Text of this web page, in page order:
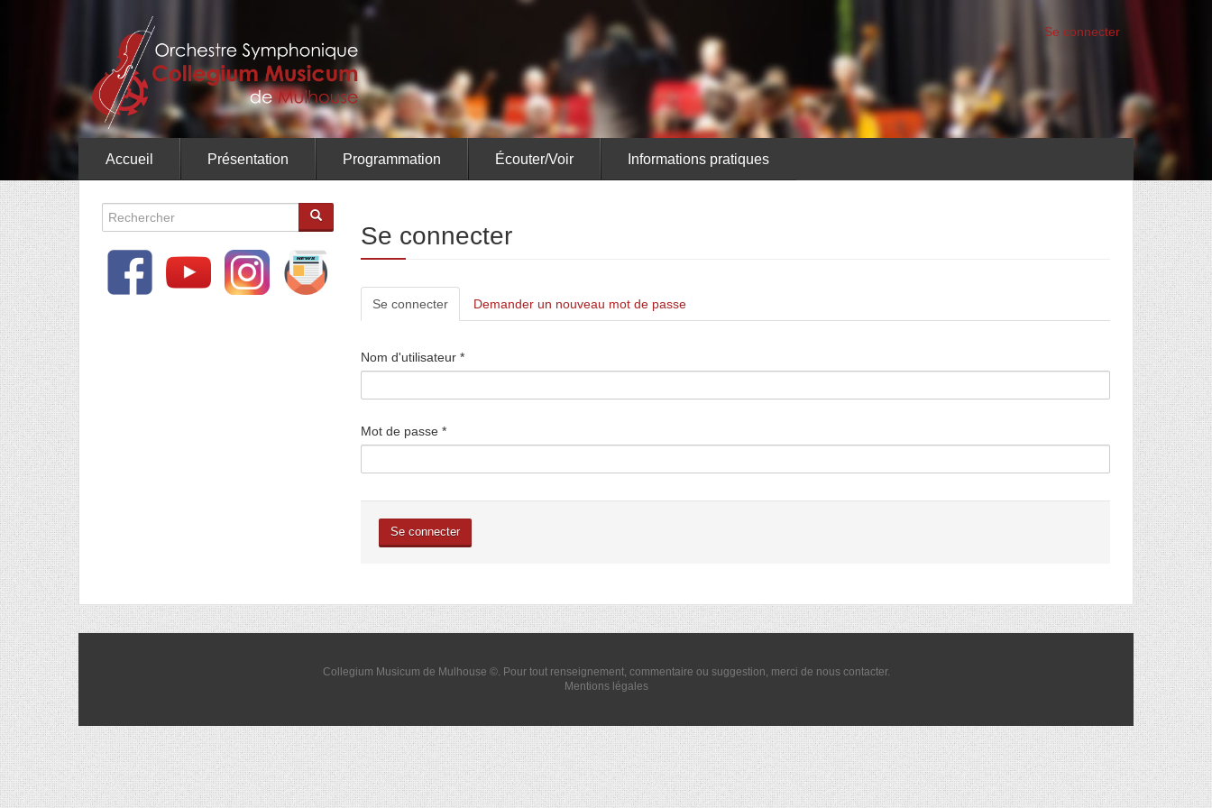
Se connecter
Accueil Présentation Programmation Écouter/Voir Informations pratiques
Formulaire
de
recherche
Se connecter
Onglets
Se connecter (onglet
actif)
Demander un nouveau mot de passe
Nom d'utilisateur *
Mot de passe *
Se connecter
Collegium Musicum de Mulhouse ©. Pour tout renseignement, commentaire ou suggestion, merci de nous contacter.
Mentions légales